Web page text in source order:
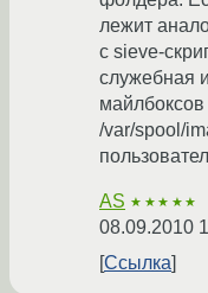
лежит
с sieve-
служебная
/var/spool/
AS ★★★★★
08.09.2010
Ссылка